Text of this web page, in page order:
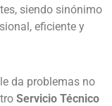
siendo sinónimo
eficiente y
da problemas no
Servicio Técnico